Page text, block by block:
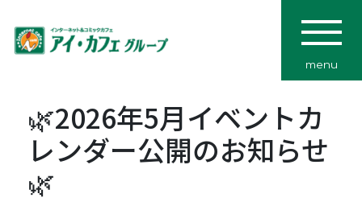
menu
🌿2026年5月イベントカ
レンダー公開のお知らせ
🌿